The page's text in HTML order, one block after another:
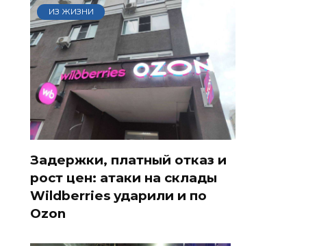
ИЗ ЖИЗНИ
Задержки, платный отказ и
рост цен: атаки на склады
Wildberries ударили и по
Ozon